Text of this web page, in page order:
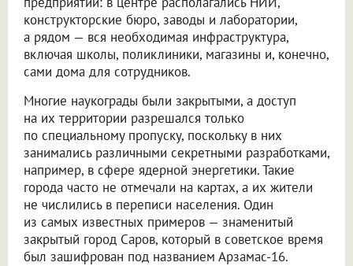
конструкторские бюро, заводы и лаборатории,
а рядом — вся необходимая инфраструктура,
включая школы, поликлиники, магазины и, конечно,
сами дома для сотрудников.
Многие наукограды были закрытыми, а доступ
на их территории разрешался только
по специальному пропуску, поскольку в них
занимались различными секретными разработками,
например, в сфере ядерной энергетики. Такие
города часто не отмечали на картах, а их жители
не числились в переписи населения. Один
из самых известных примеров — знаменитый
закрытый город Саров, который в советское время
был зашифрован под названием Арзамас-16.